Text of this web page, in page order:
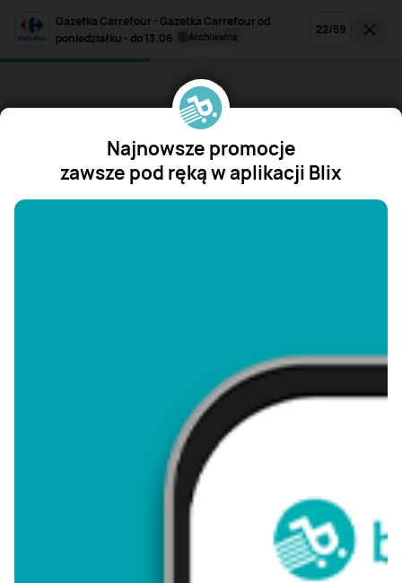
Gazetka Carrefour - Gazetka Carrefour od
poniedziałku - do 13.06
archiwalna 22/59
Najnowsze promocje
zawsze pod ręką w aplikacji Blix
"/>